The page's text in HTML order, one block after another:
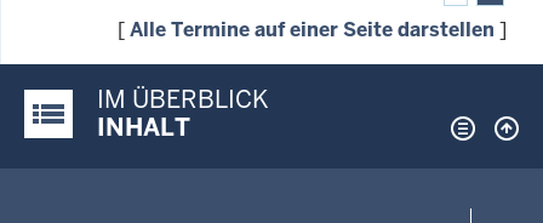
[Alle Termine auf einer Seite darstellen ]
Justiz-Portal im Überblick:
IM ÜBERBLICK
INHALT